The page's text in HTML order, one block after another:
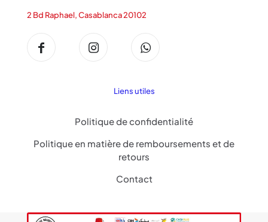
2 Bd Raphael, Casablanca 20102
Liens utiles
Politique de confidentialité
Politique en matière de remboursements et de
retours
Contact